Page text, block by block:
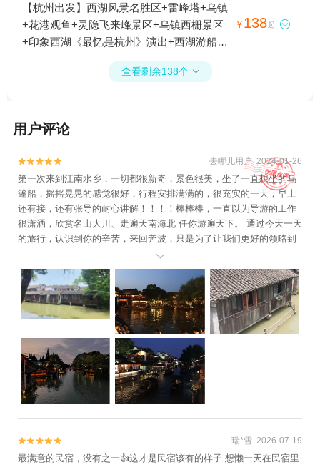
【杭州出发】西湖风景名胜区+雷峰塔+乌镇
+花港观鱼+灵隐飞来峰景区+乌镇西栅景区
+印象西湖《最忆是杭州》演出+西湖游船
+乌镇一日游+灵隐寺+西栅夜游+宋城千古情
¥ 138起 
查看剩余138个 
用户评论

 去哪儿用户 2024-01-26
第一次来到江南水乡，一切都很新奇，景色很美，坐了一直想坐的乌
篷船，摇摇晃晃的感觉很好，行程安排满满的，很充实的一天，早上
还有接，还有张导的耐心讲解！！！！棒棒棒，一直以为导游的工作
很潇洒，欣赏名山大川、走遍天南海北 任你游遍天下。 通过今天一天
的旅行，认识到你的辛苦，来回奔波，只是为了让我们更好的领略到
自己所在之处的风景意义，辛苦了，美丽漂亮的张导！


 瑞*雪 2026-07-19
最满意的民宿，没有之一👍这才是民宿该有的样子 想懒一天在民宿里